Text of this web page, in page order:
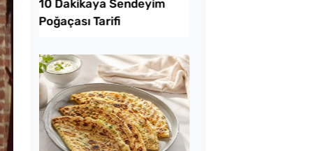
Baklava
Borcam Tatlısı